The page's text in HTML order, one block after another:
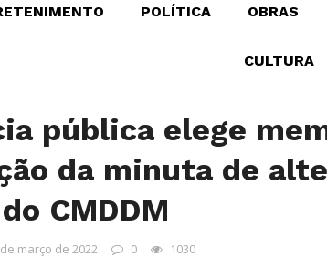
POLÍTICA OBRAS
CULTURA
pública elege
da minuta de
CMDDM
março de 2022 0 1030